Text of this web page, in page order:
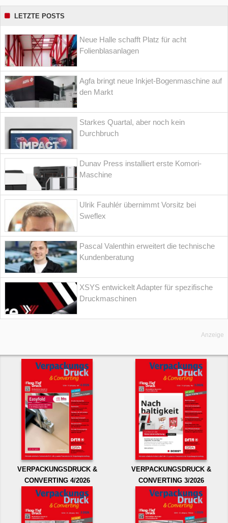
LETZTE POSTS
Neue Halle schafft Platz für acht
Folienblasanlagen
Agfa bringt neue Inkjet-Bogenmaschine auf
den Markt
Starkes Quartal, aber noch kein
Durchbruch
Dunav Press installiert erste Komori-
Maschine
Ulrik Fauhlér übernimmt Vorsitz bei
Sweflex
Pascal Valenthin erweitert die technische
Kundenberatung
XSYS entwickelt Adapter für spezifische
Druckmaschinen
Anzeige
VERPACKUNGSDRUCK &
CONVERTING 4/2026
VERPACKUNGSDRUCK &
CONVERTING 3/2026